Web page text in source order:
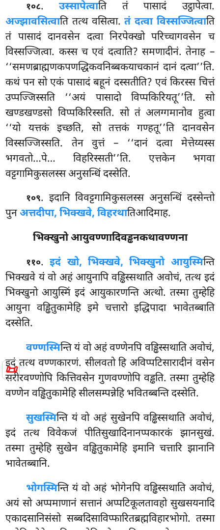
📜
१०८.उस्सापेत्वाति तं पासादं उट्ठापेत्वा.
अज्झावसित्वाति तत्थ वसित्वा.तं दत्वा विस्सज्जित्वाति
तं पासादं दानवसेन दत्वा निरपेक्खो परिच्चागवसेन च
विस्सज्जित्वा. कस्स च एवं दत्वाति? समणादीनं. तेनाह –
‘‘समणब्राह्मणकपणद्धिकवनिब्बकयाचकानं दानं दत्वा’’ति.
कथं पन सो एकं पासादं बहूनं दस्सतीति? एवं किरस्स चित्तं
उप्पज्जिस्सति ‘‘अयं पासादो विप्पकिरियतू’’ति. सो
खण्डखण्डसो विप्पकिरिस्सति. सो तं अलग्गमानोव हुत्वा
‘‘यो यत्तकं इच्छति, सो तत्तकं गण्हतू’’ति दानवसेन
विस्सज्जिस्सति. तेन वुत्तं – ‘‘दानं दत्वा मेत्तेय्यस्स
भगवतो…पे… विहरिस्सती’’ति. एत्तकेन भगवा
वट्टगामिकुसलस्स अनुसन्धिं दस्सेति.
१०९. इदानि विवट्टगामिकुसलस्स अनुसन्धिं दस्सेन्तो
पुनअत्तदीपा, भिक्खवे, विहरथातिआदिमाह.
भिक्खुनो आयुवण्णादिवड्ढनकथावण्णना
११०.इदं खो, भिक्खवे, भिक्खुनो आयुस्मिन्ति
भिक्खवे यं वो अहं आयुनापि वड्ढिस्सथाति अवोचं, तत्थ इदं
भिक्खुनो आयुस्मिं इदं आयुकारणन्ति अत्थो. तस्मा तुम्हेहि
आयुना वड्ढितुकामेहि इमे चत्तारो इद्धिपादा भावेतब्बाति
दस्सेति.
वण्णस्मिन्ति यं वो अहं वण्णेनपि वड्ढिस्सथाति अवोचं,
इदं तत्थ वण्णकारणं. सीलवतो हि अविप्पटिसारादीनं वसेन
सरीरवण्णोपि कित्तिवसेन गुणवण्णोपि वड्ढति. तस्मा तुम्हेहि
वण्णेन वड्ढितुकामेहि सीलसम्पन्नेहि भवितब्बन्ति दस्सेति.
सुखस्मिन्ति यं वो अहं सुखेनपि वड्ढिस्सथाति अवोचं,
इदं तत्थ विवेकजं पीतिसुखादिनानप्पकारकं झानसुखं.
तस्मा तुम्हेहि सुखेन वड्ढितुकामेहि इमानि चत्तारि झानानि
भावेतब्बानि.
भोगस्मिन्ति यं वो अहं भोगेनपि वड्ढिस्सथाति अवोचं,
अयं सो अप्पमाणानं सत्तानं अप्पटिकूलतावहो सुखसयनादि
एकादसानिसंसो सब्बदिसाविप्फारितब्रह्मविहारभोगो. तस्मा